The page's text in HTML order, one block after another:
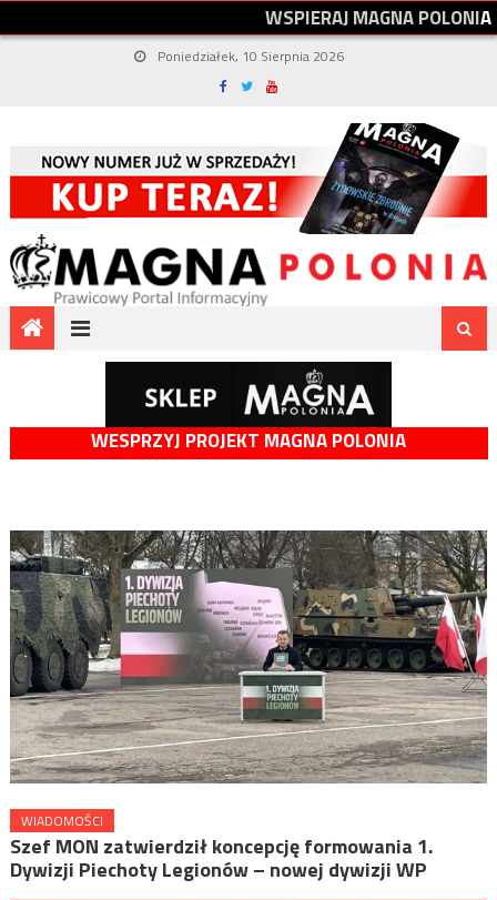
WSPIERAJMAGNAPOLONIA
Poniedziałek, 10 Sierpnia 2026
WESPRZYJ PROJEKT MAGNA POLONIA
WIADOMOŚCI
Szef MON zatwierdził koncepcję formowania 1.
Dywizji Piechoty Legionów – nowej dywizji WP